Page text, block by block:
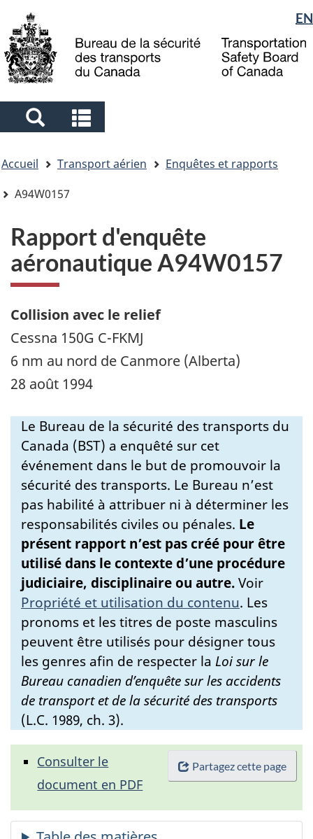
to
main
to
"About
government"
à
la
Sélection
de
la
langue
EN
Search
and
menus
and
menus
êtes
ici
Accueil Transport aérien
Enquêtes et rapports
A94W0157
Rapport d'enquête
aéronautique A94W0157
Collision avec le relief
Cessna 150G C-FKMJ
6 nm au nord de Canmore (Alberta)
28 août 1994
Le Bureau de la sécurité des transports du
Canada (BST) a enquêté sur cet
événement dans le but de promouvoir la
sécurité des transports. Le Bureau n’est
pas habilité à attribuer ni à déterminer les
responsabilités civiles ou pénales. Le
présent rapport n’est pas créé pour être
utilisé dans le contexte d’une procédure
judiciaire, disciplinaire ou autre.Voir
Propriété et utilisation du contenu. Les
pronoms et les titres de poste masculins
peuvent être utilisés pour désigner tous
les genres afin de respecter la Loi sur le
Bureau canadien d’enquête sur les accidents
de transport et de la sécurité des transports
(L.C. 1989, ch. 3).
Partagez cette page
Consulter le
document en PDF